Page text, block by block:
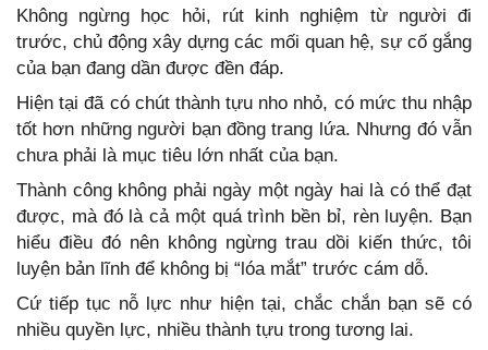
Không ngừng học hỏi, rút kinh nghiệm từ người đi
trước, chủ động xây dựng các mối quan hệ, sự cố gắng
của bạn đang dần được đền đáp.
Hiện tại đã có chút thành tựu nho nhỏ, có mức thu nhập
tốt hơn những người bạn đồng trang lứa. Nhưng đó vẫn
chưa phải là mục tiêu lớn nhất của bạn.
Thành công không phải ngày một ngày hai là có thể đạt
được, mà đó là cả một quá trình bền bỉ, rèn luyện. Bạn
hiểu điều đó nên không ngừng trau dồi kiến thức, tôi
luyện bản lĩnh để không bị “lóa mắt” trước cám dỗ.
Cứ tiếp tục nỗ lực như hiện tại, chắc chắn bạn sẽ có
nhiều quyền lực, nhiều thành tựu trong tương lai.